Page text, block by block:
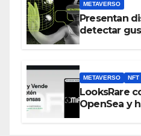
METAVERSO
Presentan
detectar
METAVERSO NFT
LooksRare
OpenSea y